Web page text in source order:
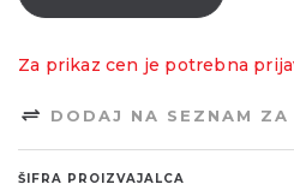
Za prikaz cen je potrebna
DODAJ NA SEZNAM ZA
ŠIFRA PROIZVAJALCA